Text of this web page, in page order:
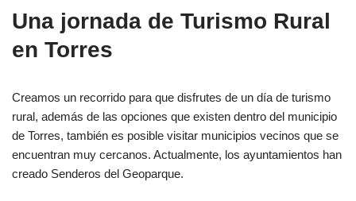
Una jornada de Turismo Rural
en Torres
Creamos un recorrido para que disfrutes de un día de turismo
rural, además de las opciones que existen dentro del municipio
de Torres, también es posible visitar municipios vecinos que se
encuentran muy cercanos. Actualmente, los ayuntamientos han
creado Senderos del Geoparque.